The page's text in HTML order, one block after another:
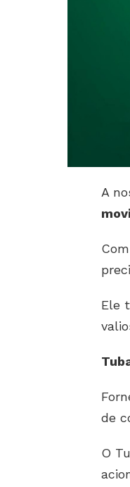
A
Ele
de
O